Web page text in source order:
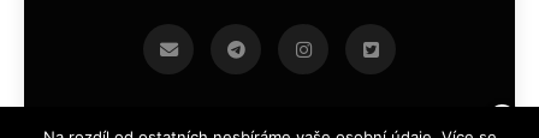
infoek.cz 2026.Developed By BlazeThemes .